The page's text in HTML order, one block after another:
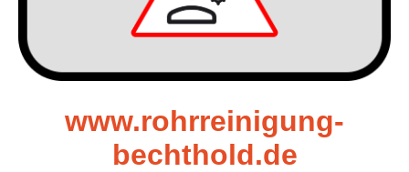
www.rohrreinigung-
bechthold.de